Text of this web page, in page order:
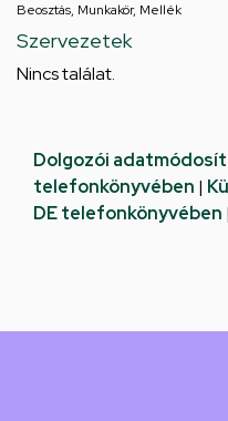
Beosztás, Munkakör, Mellék
Szervezetek
Nincs találat.
Dolgozói
telefonkönyvében |
DE telefonkönyvében |